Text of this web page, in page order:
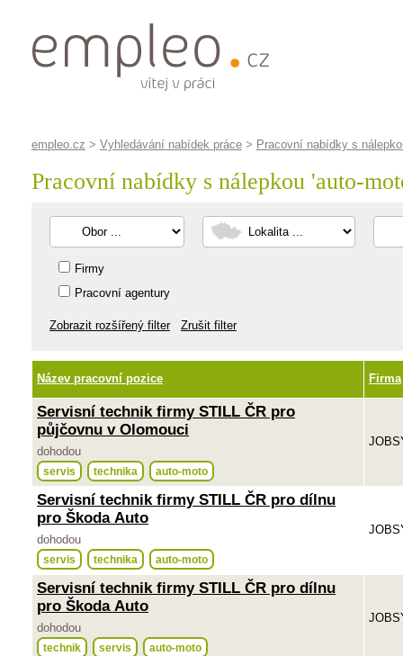
empleo.cz > Vyhledávání nabídek práce > Pracovní nabídky s
Pracovní nabídky s nálepkou 'auto-
Firmy
Pracovní agentury
Zobrazit rozšířený filter Zrušit filter
Název pracovní pozice Firma
Servisní technik firmy STILL ČR pro
půjčovnu v Olomouci
dohodou
servis technika auto-moto
Servisní technik firmy STILL ČR pro dílnu
pro Škoda Auto
dohodou
servis technika auto-moto
Servisní technik firmy STILL ČR pro dílnu
pro Škoda Auto
dohodou
technik servis auto-moto